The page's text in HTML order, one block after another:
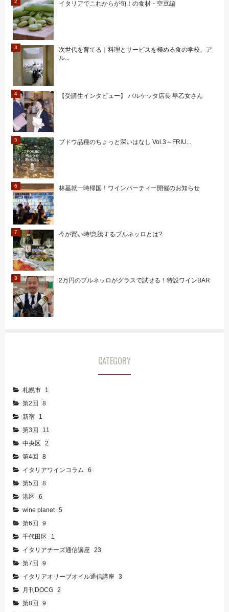
イタリアでこれからが旬！の食材・空豆編
次世代を育てる｜料理とサービスを極める食の学校、ア
ル...
【受講生インタビュー】 バルケッタ店長 早乙女さん
ブドウ品種のちょっと深いはなし Vol.3～FRIU...
林基就一時帰国！ワインパーティー開催のお知らせ
今が買い時!急騰するブルネッロとは?
2万円のブルネッロがグラスで試せる！特設ワインBAR
CATEGORY
札幌市
1
第2回
8
新宿
1
第3回
11
中央区
2
第4回
8
イタリアワインコラム
6
第5回
8
港区
6
wine planet 5
第6回
9
千代田区
1
イタリアチーズ通信講座 23
第7回
9
イタリアオリーブオイル通信講座 3
月刊DOCG 2
第8回
9